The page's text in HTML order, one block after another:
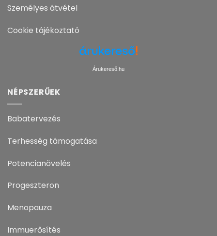
Személyes átvétel
Cookie tájékoztató
Árukereső.hu
NÉPSZERŰEK
Babatervezés
Terhesség támogatása
Potencianövelés
Progeszteron
Menopauza
Immuerősítés